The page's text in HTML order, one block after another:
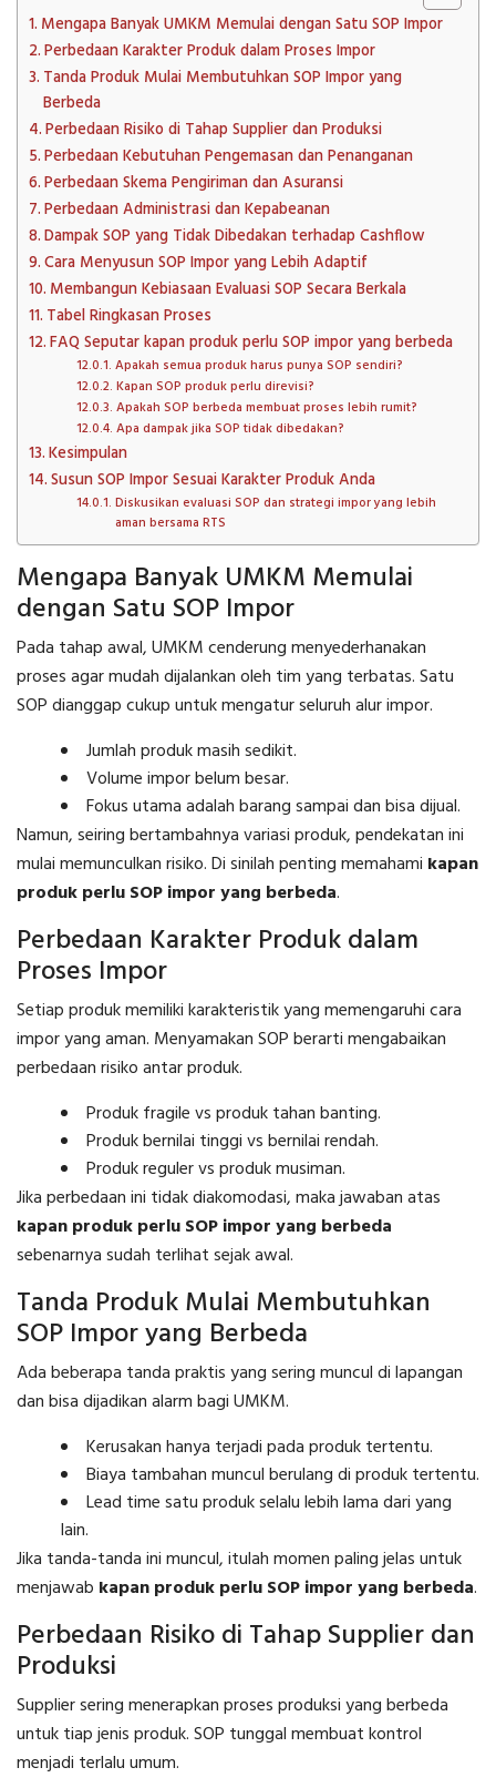
Mengapa Banyak UMKM Memulai dengan Satu SOP Impor
Perbedaan Karakter Produk dalam Proses Impor
Tanda Produk Mulai Membutuhkan SOP Impor yang
Berbeda
Perbedaan Risiko di Tahap Supplier dan Produksi
Perbedaan Kebutuhan Pengemasan dan Penanganan
Perbedaan Skema Pengiriman dan Asuransi
Perbedaan Administrasi dan Kepabeanan
Dampak SOP yang Tidak Dibedakan terhadap Cashflow
Cara Menyusun SOP Impor yang Lebih Adaptif
Membangun Kebiasaan Evaluasi SOP Secara Berkala
Tabel Ringkasan Proses
FAQ Seputar kapan produk perlu SOP impor yang berbeda
Apakah semua produk harus punya SOP sendiri?
Kapan SOP produk perlu direvisi?
Apakah SOP berbeda membuat proses lebih rumit?
Apa dampak jika SOP tidak dibedakan?
Kesimpulan
Susun SOP Impor Sesuai Karakter Produk Anda
Diskusikan evaluasi SOP dan strategi impor yang lebih
aman bersama RTS
Mengapa Banyak UMKM Memulai
dengan Satu SOP Impor
Pada tahap awal, UMKM cenderung menyederhanakan
proses agar mudah dijalankan oleh tim yang terbatas. Satu
SOP dianggap cukup untuk mengatur seluruh alur impor.
Jumlah produk masih sedikit.
Volume impor belum besar.
Fokus utama adalah barang sampai dan bisa dijual.
Namun, seiring bertambahnya variasi produk, pendekatan ini
mulai memunculkan risiko. Di sinilah penting memahami kapan
produk perlu SOP impor yang berbeda.
Perbedaan Karakter Produk dalam
Proses Impor
Setiap produk memiliki karakteristik yang memengaruhi cara
impor yang aman. Menyamakan SOP berarti mengabaikan
perbedaan risiko antar produk.
Produk fragile vs produk tahan banting.
Produk bernilai tinggi vs bernilai rendah.
Produk reguler vs produk musiman.
Jika perbedaan ini tidak diakomodasi, maka jawaban atas
kapan produk perlu SOP impor yang berbeda
sebenarnya sudah terlihat sejak awal.
Tanda Produk Mulai Membutuhkan
SOP Impor yang Berbeda
Ada beberapa tanda praktis yang sering muncul di lapangan
dan bisa dijadikan alarm bagi UMKM.
Kerusakan hanya terjadi pada produk tertentu.
Biaya tambahan muncul berulang di produk tertentu.
Lead time satu produk selalu lebih lama dari yang
lain.
Jika tanda-tanda ini muncul, itulah momen paling jelas untuk
menjawab kapan produk perlu SOP impor yang berbeda.
Perbedaan Risiko di Tahap Supplier dan
Produksi
Supplier sering menerapkan proses produksi yang berbeda
untuk tiap jenis produk. SOP tunggal membuat kontrol
menjadi terlalu umum.